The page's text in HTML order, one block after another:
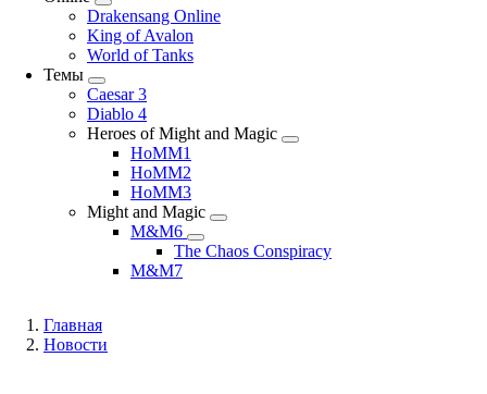
Online
подменю
Drakensang Online
King of Avalon
World of Tanks
Темы
Темы
подменю
Caesar 3
Diablo 4
Heroes of Might and Magic
Heroes
подменю
HoMM1
HoMM2
HoMM3
Might and Magic
Might
and
M&M6
M&M6
The Chaos Conspiracy
M&M7
Строка
Главная
Новости